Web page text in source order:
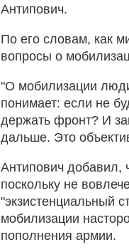
Антипович.
По его словам, как
вопросы о
"О мобилизации
понимает: если не
держать фронт? И
дальше. Это
Антипович
поскольку не
"экзистенциальный
мобилизации
пополнения армии.